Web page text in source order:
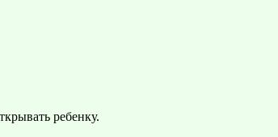
ребенку.